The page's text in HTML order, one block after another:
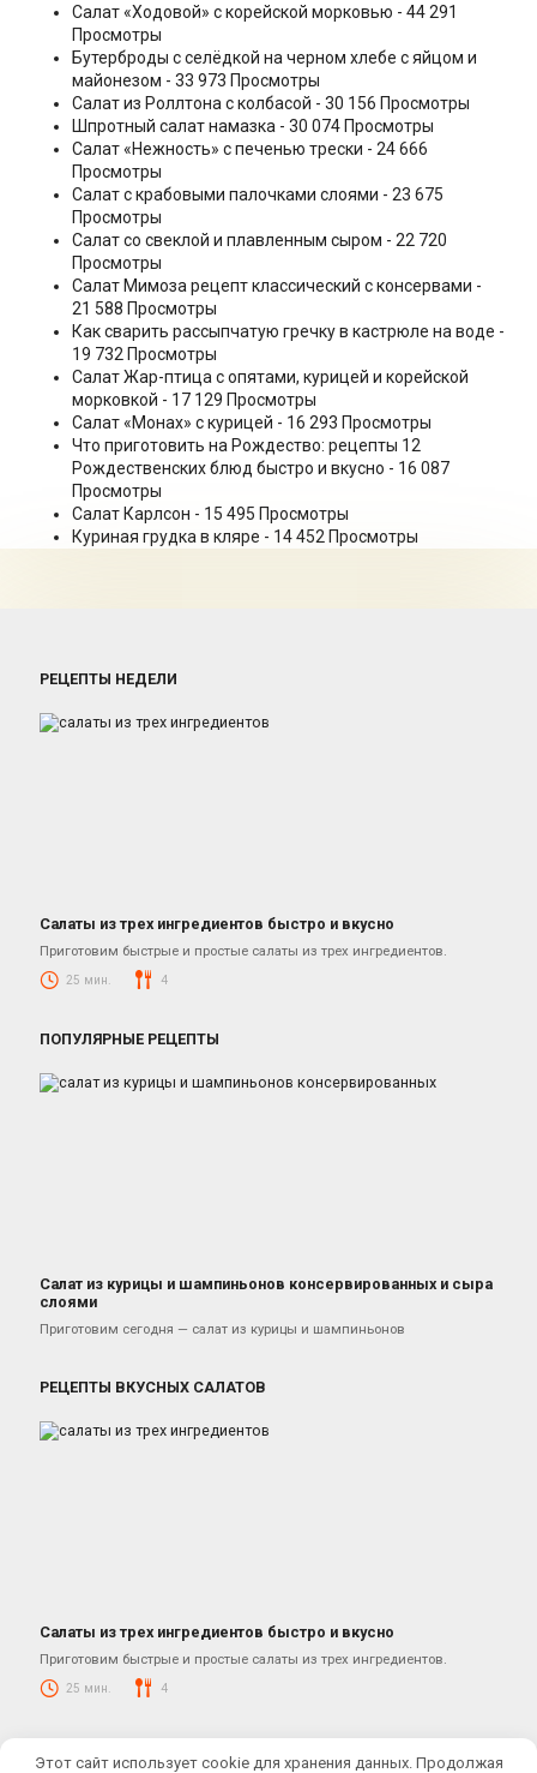
Салат «Ходовой» с корейской морковью - 44 291
Просмотры
Бутерброды с селёдкой на черном хлебе с яйцом и
майонезом - 33 973 Просмотры
Салат из Роллтона с колбасой - 30 156 Просмотры
Шпротный салат намазка - 30 074 Просмотры
Салат «Нежность» с печенью трески - 24 666
Просмотры
Салат с крабовыми палочками слоями - 23 675
Просмотры
Салат со свеклой и плавленным сыром - 22 720
Просмотры
Салат Мимоза рецепт классический с консервами -
21 588 Просмотры
Как сварить рассыпчатую гречку в кастрюле на воде -
19 732 Просмотры
Салат Жар-птица с опятами, курицей и корейской
морковкой - 17 129 Просмотры
Салат «Монах» с курицей - 16 293 Просмотры
Что приготовить на Рождество: рецепты 12
Рождественских блюд быстро и вкусно - 16 087
Просмотры
Салат Карлсон - 15 495 Просмотры
Куриная грудка в кляре - 14 452 Просмотры
РЕЦЕПТЫ НЕДЕЛИ
Салаты
Салаты из трех ингредиентов быстро и вкусно
Приготовим быстрые и простые салаты из трех ингредиентов.
25 мин. 4
ПОПУЛЯРНЫЕ РЕЦЕПТЫ
Салаты с курицей
Салат из курицы и шампиньонов консервированных и сыра
слоями
Приготовим сегодня — салат из курицы и шампиньонов
РЕЦЕПТЫ ВКУСНЫХ САЛАТОВ
Салаты
Салаты из трех ингредиентов быстро и вкусно
Приготовим быстрые и простые салаты из трех ингредиентов.
25 мин. 4
Купить кулинарную тему:Cook It
Этот сайт использует cookie для хранения данных. Продолжая